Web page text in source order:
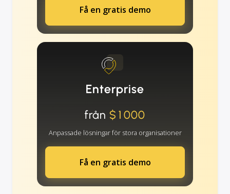
Få en gratis demo
Enterprise
från $1000
Anpassade lösningar för stora organisationer
Få en gratis demo